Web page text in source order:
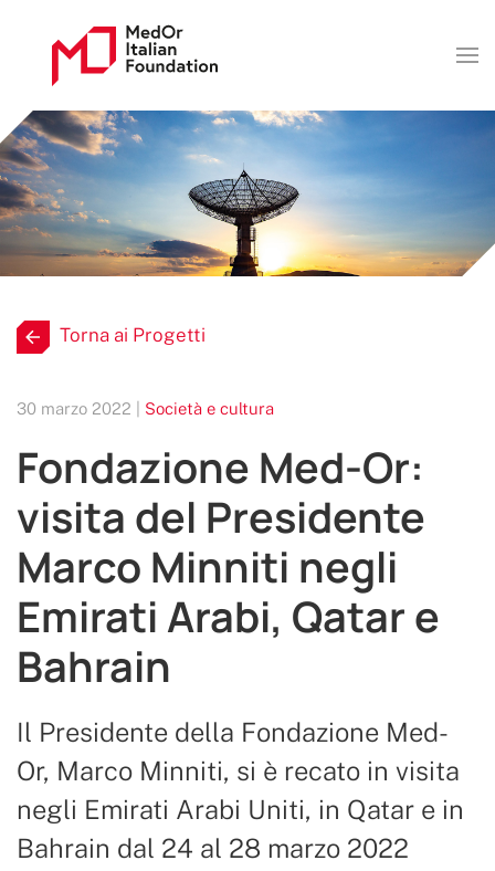
Torna ai Progetti
30 marzo 2022 | Società e cultura
Fondazione Med-Or:
visita del Presidente
Marco Minniti negli
Emirati Arabi, Qatar e
Bahrain
Il Presidente della Fondazione Med-
Or, Marco Minniti, si è recato in visita
negli Emirati Arabi Uniti, in Qatar e in
Bahrain dal 24 al 28 marzo 2022